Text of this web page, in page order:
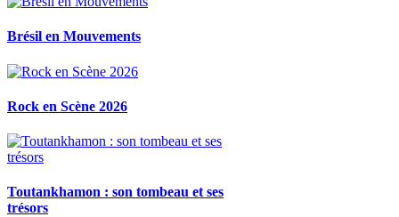
Brésil en Mouvements
Rock en Scène 2026
Toutankhamon : son tombeau et ses
trésors